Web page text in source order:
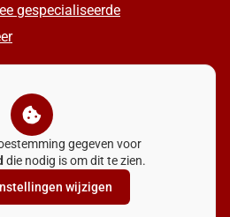
gespecialiseerde
gegeven voor
die nodig is om dit te zien.
wijzigen